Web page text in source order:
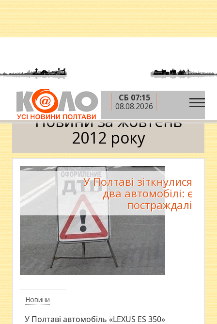
СБ 07:15
08.08.2026
Головна » 2012 рік » жовтень Календар
Новини за жовтень
2012 року
Новини
У Полтаві зіткнулися
два автомобілі: є
постраждалі
У Полтаві автомобіль «LEXUS ES 350»